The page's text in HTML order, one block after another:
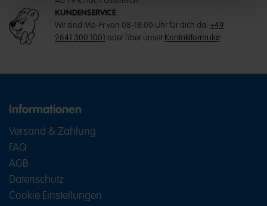
KUNDENSERVICE
Wir sind Mo-Fr von 08-18:00 Uhr für dich da. +49
2641 300 1001
oder über unser Kontaktformular.
Informationen
Versand & Zahlung
FAQ
AGB
Datenschutz
Cookie Einstellungen